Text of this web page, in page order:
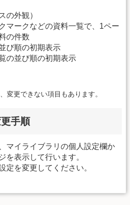
の外観）
マークなどの資料一覧で、1ペー
の件数
び順の初期表示
の並び順の初期表示
変更できない項目もあります。
手順
マイライブラリの個人設定欄か
を表示して行います。
定を変更してください。